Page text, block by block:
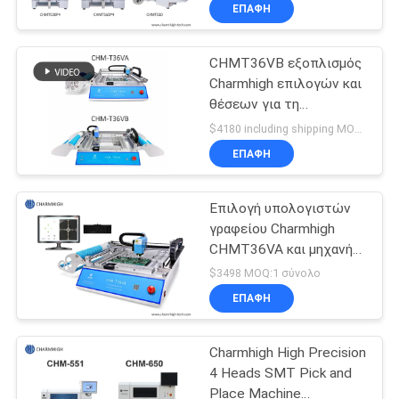
ΣΤΟ
ΕΡΓΟΣΤΆΣΙΟ
ΈΛΕΓΧΟΣ
ΠΟΙΌΤΗΤΑΣ
ΕΠΙΚΟΙΝΩΝΉΣΤΕ
ΜΑΖΊ
ΜΑΣ
SHOPPING
Εκτυπωτής
διάτρητων
23
Φούρνος
επανακυκλοφορίας
SMT
μηχανή ταιριάσματος
ΕΠΑΦΉ
CHMT36VB εξοπλισμός
Charmhigh επιλογών και
θέσεων για τη
συνέλευση PCB
ΕΠΑΦΉ
Επιλογή υπολογιστών
γραφείου Charmhigh
CHMT36VA και μηχανή
0402-5050 SOP QFN
θέσεων
$3498 MOQ:1 σύνολο
ΕΠΑΦΉ
Charmhigh High Precision
4 Heads SMT Pick and
Place Machine